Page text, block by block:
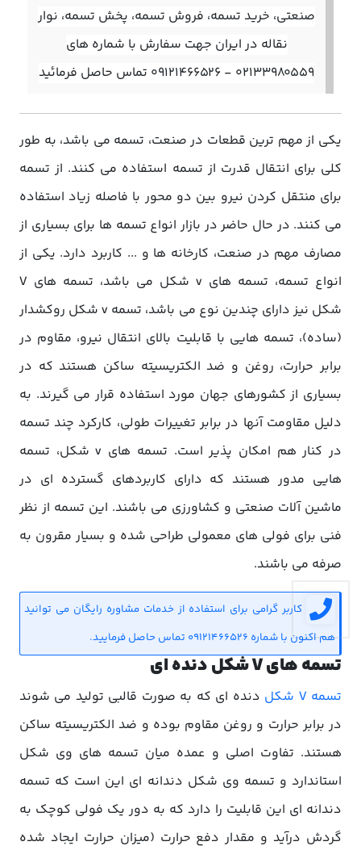
صنعتی، خرید تسمه، فروش تسمه، پخش تسمه، نوار
نقاله در ایران جهت سفارش با شماره های
02133980559 - 09121466526 تماس حاصل فرمائید
یکی از مهم ترین قطعات در صنعت، تسمه می باشد، به طور
کلی برای انتقال قدرت از تسمه استفاده می کنند. از تسمه
برای منتقل کردن نیرو بین دو محور با فاصله زیاد استفاده
می کنند. در حال حاضر در بازار انواع تسمه ها برای بسیاری از
مصارف مهم در صنعت، کارخانه ها و ... کاربرد دارد. یکی از
انواع تسمه، تسمه های v شکل می باشد، تسمه های V
شکل نیز دارای چندین نوع می باشد، تسمه v شکل روکشدار
(ساده)، تسمه هایی با قابلیت بالای انتقال نیرو، مقاوم در
برابر حرارت، روغن و ضد الکتریسیته ساکن هستند که در
بسیاری از کشورهای جهان مورد استفاده قرار می گیرند. به
دلیل مقاومت آنها در برابر تغییرات طولی، کارکرد چند تسمه
در کنار هم امکان پذیر است. تسمه های v شکل، تسمه
هایی مدور هستند که دارای کاربردهای گسترده ای در
ماشین آلات صنعتی و کشاورزی می باشند. این تسمه از نظر
فنی برای فولی های معمولی طراحی شده و بسیار مقرون به
صرفه می باشند.
کاربر گرامی برای استفاده از خدمات مشاوره رایگان می توانید
هم اکنون با شماره 09121466526 تماس حاصل فرمایید.
تسمه های V شکل دنده ای
تسمه V شکل
دنده ای که به صورت قالبی تولید می شوند
در برابر حرارت و روغن مقاوم بوده و ضد الکتریسیته ساکن
هستند. تفاوت اصلی و عمده میان تسمه های وی شکل
استاندارد و تسمه وی شکل دندانه ای این است که تسمه
دندانه ای این قابلیت را دارد که به دور یک فولی کوچک به
گردش درآید و مقدار دفع حرارت (میزان حرارت ایجاد شده